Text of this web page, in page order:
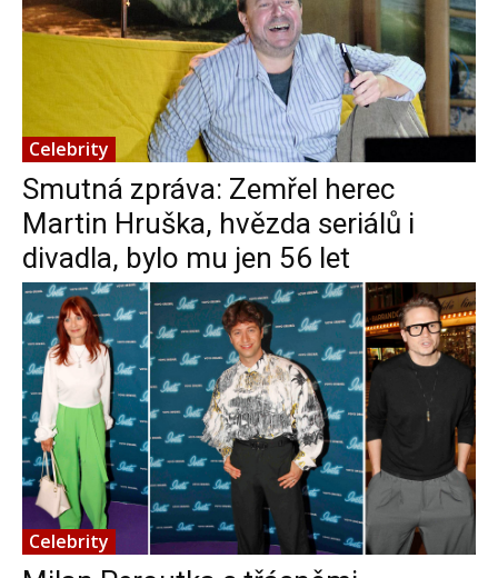
Celebrity
Smutná zpráva: Zemřel herec
Martin Hruška, hvězda seriálů i
divadla, bylo mu jen 56 let
Celebrity